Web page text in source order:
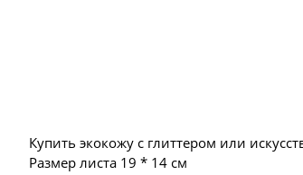
Купить экокожу с глиттером или
Размер листа 19 * 14 см